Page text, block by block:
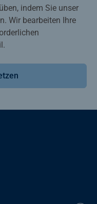
indem Sie unser
Wir bearbeiten Ihre